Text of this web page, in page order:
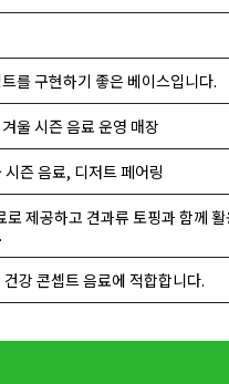
를 구현하기 좋은 베이스입니다.
울 시즌 음료 운영 매장
즌 음료, 디저트 페어링
제공하고 견과류 토핑과 함께
강 콘셉트 음료에 적합합니다.